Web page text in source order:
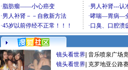
镜头看世界 音乐喷泉广场
镜头看世界 克罗地亚公路